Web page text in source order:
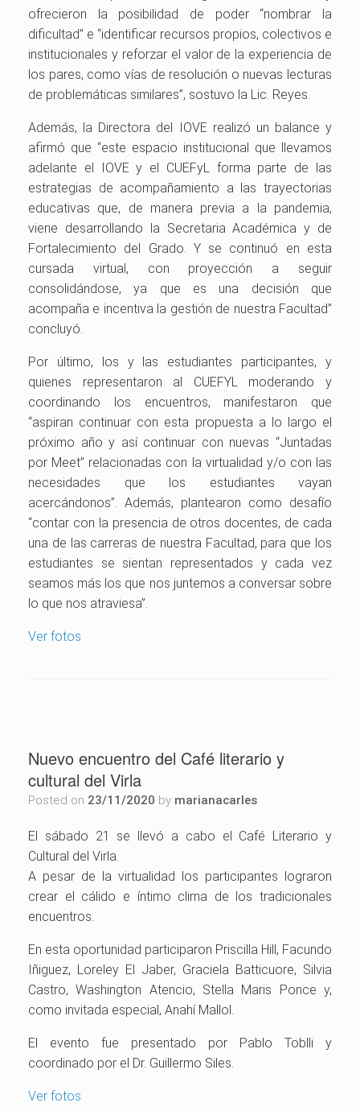
ofrecieron la posibilidad de poder “nombrar la
dificultad” e “identificar recursos propios, colectivos e
institucionales y reforzar el valor de la experiencia de
los pares, como vías de resolución o nuevas lecturas
de problemáticas similares”, sostuvo la Lic. Reyes.
Además, la Directora del IOVE realizó un balance y
afirmó que “este espacio institucional que llevamos
adelante el IOVE y el CUEFyL forma parte de las
estrategias de acompañamiento a las trayectorias
educativas que, de manera previa a la pandemia,
viene desarrollando la Secretaria Académica y de
Fortalecimiento del Grado. Y se continuó en esta
cursada virtual, con proyección a seguir
consolidándose, ya que es una decisión que
acompaña e incentiva la gestión de nuestra Facultad”
concluyó.
Por último, los y las estudiantes participantes, y
quienes representaron al CUEFYL moderando y
coordinando los encuentros, manifestaron que
“aspiran continuar con esta propuesta a lo largo el
próximo año y así continuar con nuevas “Juntadas
por Meet” relacionadas con la virtualidad y/o con las
necesidades que los estudiantes vayan
acercándonos”. Además, plantearon como desafío
“contar con la presencia de otros docentes, de cada
una de las carreras de nuestra Facultad, para que los
estudiantes se sientan representados y cada vez
seamos más los que nos juntemos a conversar sobre
lo que nos atraviesa”.
Ver fotos
Nuevo encuentro del Café literario y
cultural del Virla
Posted on 23/11/2020 by marianacarles
El sábado 21 se llevó a cabo el Café Literario y
Cultural del Virla.
A pesar de la virtualidad los participantes lograron
crear el cálido e íntimo clima de los tradicionales
encuentros.
En esta oportunidad participaron Priscilla Hill, Facundo
Iñiguez, Loreley El Jaber, Graciela Batticuore, Silvia
Castro, Washington Atencio, Stella Maris Ponce y,
como invitada especial, Anahí Mallol.
El evento fue presentado por Pablo Toblli y
coordinado por el Dr. Guillermo Siles.
Ver fotos